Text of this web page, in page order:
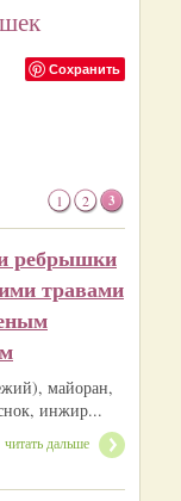
Сохранить
1 2 3
ребрышки
травами
майоран,
инжир...
читать дальше